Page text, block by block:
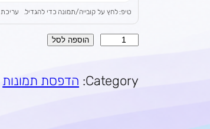
כ
ו
טיפ: לחץ על קובייה/תמונה כדי להגדיל. עריכת AI כבויה במוצר זה.
הוספה לסל
Category: הדפסת תמונות